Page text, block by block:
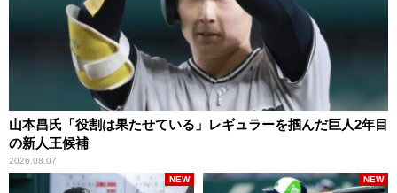
山本昌氏「役割は果たせている」レギュラーを掴んだ巨人2年目
の新人王候補
2026.08.07
NEW NEW